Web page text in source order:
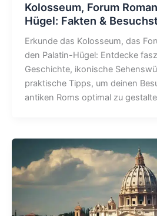
Kolosseum, Forum
Hügel: Fakten &
Erkunde das Kolosseum, das
den Palatin-Hügel: Entdecke
Geschichte, ikonische
praktische Tipps, um deinen
antiken Roms optimal zu